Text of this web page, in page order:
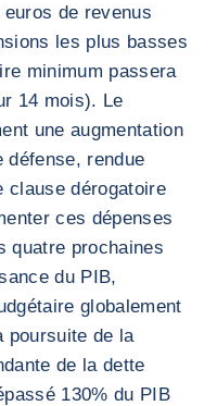
de revenus
les plus basses
minimum passera
14 mois). Le
une augmentation
défense, rendue
clause dérogatoire
ces dépenses
quatre prochaines
du PIB,
globalement
poursuite de la
de la dette
130% du PIB